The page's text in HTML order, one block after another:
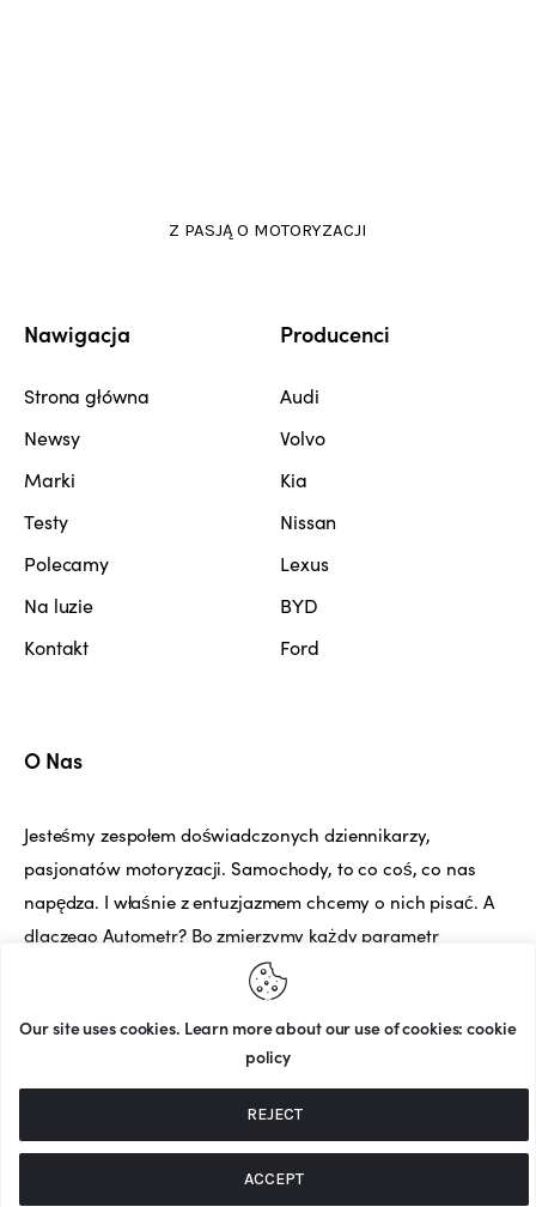
Our site uses cookies. Learn more about our use of cookies: cookie
policy
REJECT
ACCEPT
Z PASJĄ O MOTORYZACJI
Nawigacja
Strona główna
Newsy
Marki
Testy
Polecamy
Na luzie
Kontakt
Producenci
Audi
Volvo
Kia
Nissan
Lexus
BYD
Ford
O Nas
Jesteśmy zespołem doświadczonych dziennikarzy,
pasjonatów motoryzacji. Samochody, to co coś, co nas
napędza. I właśnie z entuzjazmem chcemy o nich pisać. A
dlaczego Autometr? Bo zmierzymy każdy parametr
samochodu, a potem Wam o nim opowiemy.
© 2025 Autometr. Wszelkie prawa
zastrzeżone.Twórca strony: MATEUSZ ŚWIST (MŚ)